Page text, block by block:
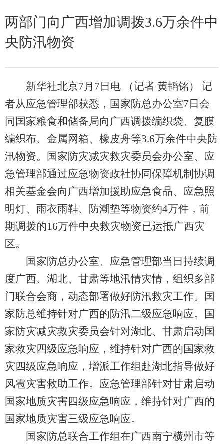
两部门向广西增加调拨3.6万余件中
央防汛物资
新华社北京7月7日电 （记者 黄韬铭） 记
者从应急管理部获悉，国家防总办公室7日会
同国家粮食和储备局向广西调拨编织袋、复膜
编织布、金属网箱、橡皮舟等3.6万余件中央防
汛物资。国家防灾减灾救灾委员会办公室、应
急管理部通过应急物资政社协同保障机制协调
相关基金会向广西增加援助应急食品、应急照
明灯、雨衣雨鞋、防潮垫等物资约4万件，前
期调拨的16万件中央救灾物资已运抵广西灾
区。
国家防总办公室、应急管理部当日持续调
度广西、湖北、甘肃等地汛情灾情，组织多部
门联合会商，动态部署做好防汛救灾工作。国
家防总维持针对广西的防汛二级应急响应。国
家防灾减灾救灾委员会针对湖北、甘肃启动国
家救灾四级应急响应，维持针对广西的国家救
灾四级应急响应，增派工作组赴湖北指导做好
风雹灾害救助工作。应急管理部针对甘肃启动
国家地质灾害四级应急响应，维持针对广西的
国家地质灾害三级应急响应。
国家防总联合工作组在广西南宁横州市等